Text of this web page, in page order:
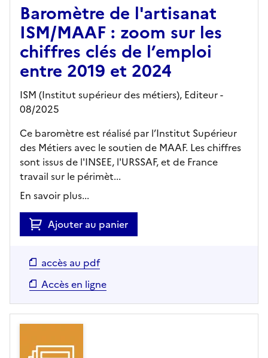
Baromètre de l'artisanat
ISM/MAAF : zoom sur les
chiffres clés de l’emploi
entre 2019 et 2024
ISM (Institut supérieur des métiers), Editeur-
08/2025
Ce baromètre est réalisé par l’Institut Supérieur
des Métiers avec le soutien de MAAF. Les chiffres
sont issus de l'INSEE, l'URSSAF, et de France
travail sur le périmèt...
En savoir plus...
Ajouter au panier
accès au pdf
Accès en ligne